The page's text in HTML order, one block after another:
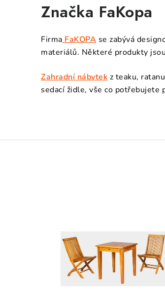
Značka FaKopa
Firma FaKOPA se zabývá
materiálů. Některé produkty
Zahradní nábytek z teaku,
sedací židle, vše co potřebujete